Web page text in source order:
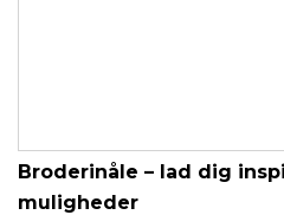
Broderinåle – lad dig
muligheder